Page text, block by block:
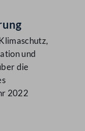
und
die
2022